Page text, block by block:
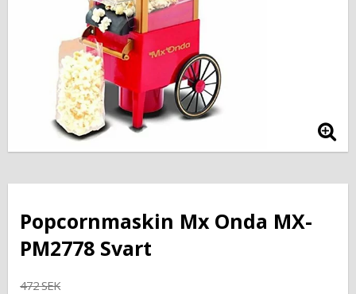
Popcornmaskin Mx Onda MX-
PM2778 Svart
472 SEK